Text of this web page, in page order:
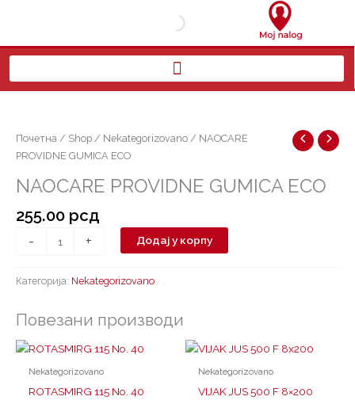
Почетна / Shop / Nekategorizovano / NAOCARE
PROVIDNE GUMICA ECO
NAOCARE PROVIDNE GUMICA ECO
255.00 рсд
-
GUMICA
ECO
+ Додај у корпу
Категорија: Nekategorizovano
Повезани производи
Nekategorizovano
ROTASMIRG 115 No. 40
Nekategorizovano
VIJAK JUS 500 F 8×200